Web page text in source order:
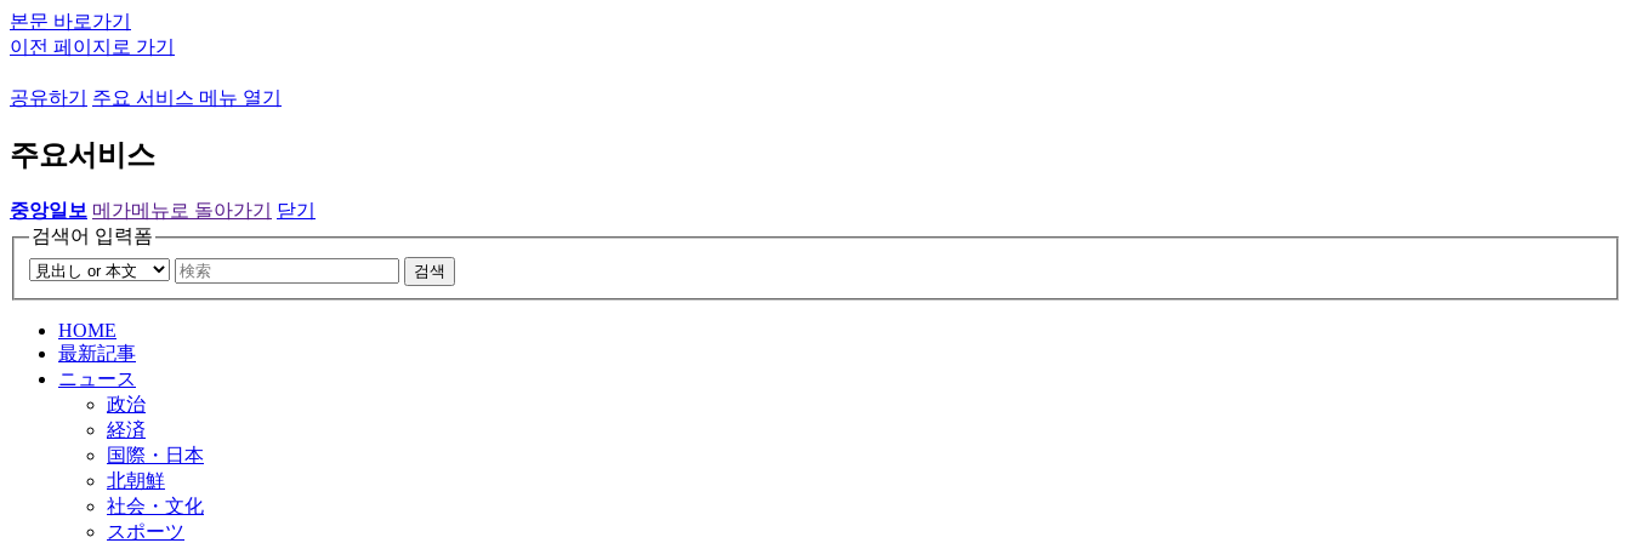
본문 바로가기
이전 페이지로 가기
공유하기 주요 서비스 메뉴 열기
주요서비스
중앙일보 메가메뉴로 돌아가기
닫기
검색어 입력폼
검색
HOME
最新記事
ニュース
政治
経済
国際・日本
北朝鮮
社会・文化
スポーツ